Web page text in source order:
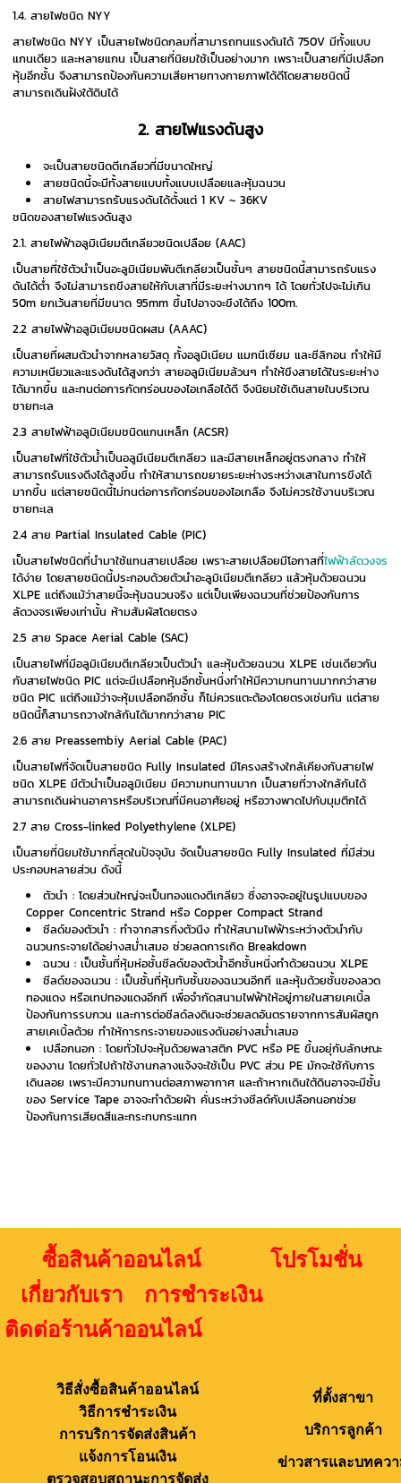
1.4. สายไฟชนิด NYY
สายไฟชนิด NYY เป็นสายไฟชนิดกลมที่สามารถทนแรงดันได้ 750V มีทั้งแบบ
แกนเดียว และหลายแกน เป็นสายที่นิยมใช้เป็นอย่างมาก เพราะเป็นสายที่มีเปลือก
หุ้มอีกชั้น จึงสามารถป้องกันความเสียหายทางกายภาพได้ดีโดยสายชนิดนี้
สามารถเดินฝังใต้ดินได้
2. สายไฟแรงดันสูง
จะเป็นสายชนิดตีเกลียวที่มีขนาดใหญ่
สายชนิดนี้จะมีทั้งสายแบบทั้งแบบเปลือยและหุ้มฉนวน
สายไฟสามารถรับแรงดันได้ตั้งแต่ 1 KV ~ 36KV
ชนิดของสายไฟแรงดันสูง
2.1. สายไฟฟ้าอลูมิเนียมตีเกลียวชนิดเปลือย (AAC)
เป็นสายที่ใช้ตัวนำเป็นอะลูมิเนียมพันตีเกลียวเป็นชั้นๆ สายชนิดนี้สามารถรับแรง
ดันได้ต่ำ จึงไม่สามารถขึงสายให้กับเสาที่มีระยะห่างมากๆ ได้ โดยทั่วไปจะไม่เกิน
50m ยกเว้นสายที่มีขนาด 95mm ขึ้นไปอาจจะขึงได้ถึง 100m.
2.2 สายไฟฟ้าอลูมิเนียมชนิดผสม (AAAC)
เป็นสายที่ผสมตัวนำจากหลายวัสดุ ทั้งอลูมิเนียม แมกนีเซียม และซีลิกอน ทำให้มี
ความเหนียวและแรงดันได้สูงกว่า สายอลูมิเนียมล้วนๆ ทำให้ขึงสายได้ในระยะห่าง
ได้มากขึ้น และทนต่อการกัดกร่อนของไอเกลือได้ดี จึงนิยมใช้เดินสายในบริเวณ
ชายทะเล
2.3 สายไฟฟ้าอลูมิเนียมชนิดแกนเหล็ก (ACSR)
เป็นสายไฟที่ใช้ตัวน้ำเป็นอลูมีเนียมตีเกลียว และมีสายเหล็กอยู่ตรงกลาง ทำให้
สามารถรับแรงดึงได้สูงขึ้น ทำให้สามารถขยายระยะห่างระหว่างเสาในการขึงได้
มากขึ้น แต่สายชนิดนี้ไม่ทนต่อการกัดกร่อนของไอเกลือ จึงไม่ควรใช้งานบริเวณ
ชายทะเล
2.4 สาย Partial Insulated Cable (PIC)
เป็นสายไฟชนิดที่นำมาใช้แทนสายเปลือย เพราะสายเปลือยมีโอกาสที่ไฟฟ้าลัดวงจร
ได้ง่าย โดยสายชนิดนี้ประกอบด้วยตัวนำอะลูมิเนียมตีเกลียว แล้วหุ้มด้วยฉนวน
XLPE แต่ถึงแม้ว่าสายนี้จะหุ้มฉนวนจริง แต่เป็นเพียงฉนวนที่ช่วยป้องกันการ
ลัดวงจรเพียงเท่านั้น ห้ามสัมผัสโดยตรง
2.5 สาย Space Aerial Cable (SAC)
เป็นสายไฟที่มีอลูมิเนียมตีเกลียวเป็นตัวนำ และหุ้มด้วยฉนวน XLPE เช่นเดียวกัน
กับสายไฟชนิด PIC แต่จะมีเปลือกหุ้มอีกชั้นหนึ่งทำให้มีความทนทานมากกว่าสาย
ชนิด PIC แต่ถึงแม้ว่าจะหุ้มเปลือกอีกชั้น ก็ไม่ควรแตะต้องโดยตรงเช่นกัน แต่สาย
ชนิดนี้ก็สามารถวางใกล้กันได้มากกว่าสาย PIC
2.6 สาย Preassembiy Aerial Cable (PAC)
เป็นสายไฟที่จัดเป็นสายชนิด Fully Insulated มีโครงสร้างใกล้เคียงกับสายไฟ
ชนิด XLPE มีตัวนำเป็นอลูมิเนียม มีความทนทานมาก เป็นสายที่วางใกล้กันได้
สามารถเดินผ่านอาคารหรือบริเวณที่มีคนอาศัยอยู่ หรือวางพาดไปกับมุมตึกได้
2.7 สาย Cross-linked Polyethylene (XLPE)
เป็นสายที่นิยมใช้มากที่สุดในปัจจุบัน จัดเป็นสายชนิด Fully Insulated ที่มีส่วน
ประกอบหลายส่วน ดังนี้
ตัวนำ : โดยส่วนใหญ่จะเป็นทองแดงตีเกลียว ซึ่งอาจจะอยู่ในรูปแบบของ
Copper Concentric Strand หรือ Copper Compact Strand
ชีลด์ของตัวนำ : ทำจากสารกึ่งตัวนึง ทำให้สนามไฟฟ้าระหว่างตัวนำกับ
ฉนวนกระจายได้อย่างสม่ำเสมอ ช่วยลดการเกิด Breakdown
ฉนวน : เป็นชั้นที่หุ้มห่อชั้นชีลด์ของตัวน้ำอีกชั้นหนึ่งทำด้วยฉนวน XLPE
ชีลด์ของฉนวน : เป็นชั้นที่หุ้มทับชั้นของฉนวนอีกที และหุ้มด้วยชั้นของลวด
ทองแดง หรือเทปทองแดงอีกที เพื่อจำกัดสนามไฟฟ้าให้อยู่ภายในสายเคเบิ้ล
ป้องกันการรบกวน และการต่อชีลด์ลงดินจะช่วยลดอันตรายจากการสัมผัสถูก
สายเคเบิ้ลด้วย ทำให้การกระจายของแรงดันอย่างสม่ำเสมอ
เปลือกนอก : โดยทั่วไปจะหุ้มด้วยพลาสติก PVC หรือ PE ขึ้นอยุ่กับลักษณะ
ของงาน โดยทั่วไปถ้าใช้งานกลางแจ้งจะใช้เป็น PVC ส่วน PE มักจะใช้กับการ
เดินลอย เพราะมีความทนทานต่อสภาพอากาศ และถ้าหากเดินใต้ดินอาจจะมีชั้น
ของ Service Tape อาจจะทำด้วยผ้า คั่นระหว่างชีลด์กับเปลือกนอกช่วย
ป้องกันการเสียดสีและกระทบกระแทก
ซื้อสินค้าออนไลน์ โปรโมชั่น
เกี่ยวกับเรา การชำระเงิน
ติดต่อร้านค้าออนไลน์
วิธีสั่งซื้อสินค้าออนไลน์
วิธีการชำระเงิน
การบริการจัดส่งสินค้า
แจ้งการโอนเงิน
ตรวจสอบสถานะการจัดส่ง
ที่ตั้งสาขา
บริการลูกค้า
ข่าวสารและบทคว